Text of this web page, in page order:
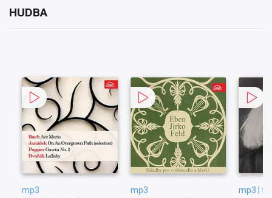
HUDBA
mp3 mp3 mp3 |